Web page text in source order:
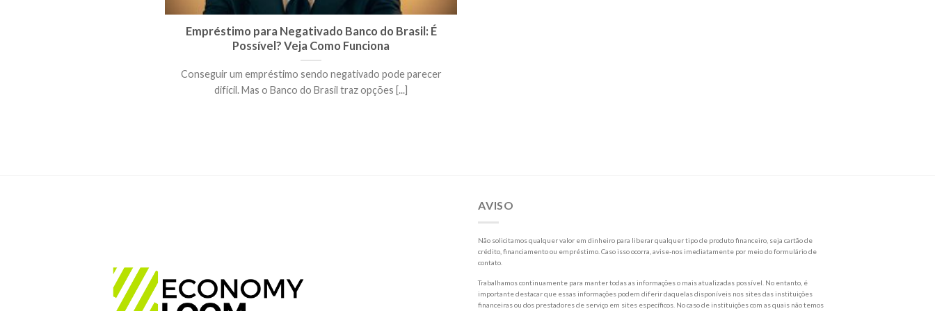
Empréstimo para Negativado Banco do Brasil: É
Possível? Veja Como Funciona
Conseguir um empréstimo sendo negativado pode parecer
difícil. Mas o Banco do Brasil traz opções [...]
AVISO
Não solicitamos qualquer valor em dinheiro para liberar qualquer tipo de produto financeiro, seja cartão de
crédito, financiamento ou empréstimo. Caso isso ocorra, avise-nos imediatamente por meio do formulário de
contato.
Trabalhamos continuamente para manter todas as informações o mais atualizadas possível. No entanto, é
importante destacar que essas informações podem diferir daquelas disponíveis nos sites das instituições
financeiras ou dos prestadores de serviço em sites específicos. No caso de instituições com as quais não temos